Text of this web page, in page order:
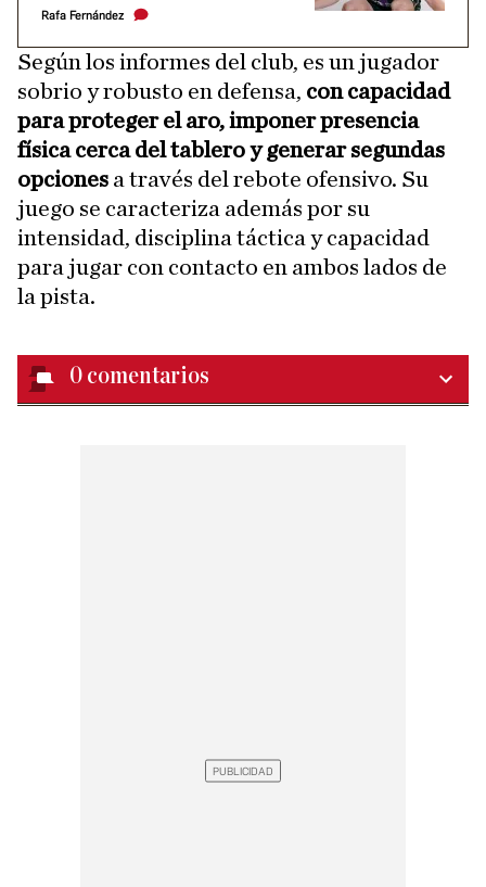
Rafa Fernández
Según los informes del club, es un jugador
sobrio y robusto en defensa, con capacidad
para proteger el aro, imponer presencia
física cerca del tablero y generar segundas
opciones a través del rebote ofensivo. Su
juego se caracteriza además por su
intensidad, disciplina táctica y capacidad
para jugar con contacto en ambos lados de
la pista.
0 comentarios